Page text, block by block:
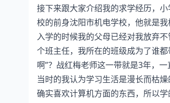
接下来跟大家介绍我的求学经历，
校的前身沈阳市机电学校，他就是
入学的时候我的父母已经对我放弃
个班主任，我所在的班级成为了谁
啊”？战红梅老师这一带就是3年，一
当时的我认为学习生活是漫长而枯
确实喜欢计算机方面的东西，所以